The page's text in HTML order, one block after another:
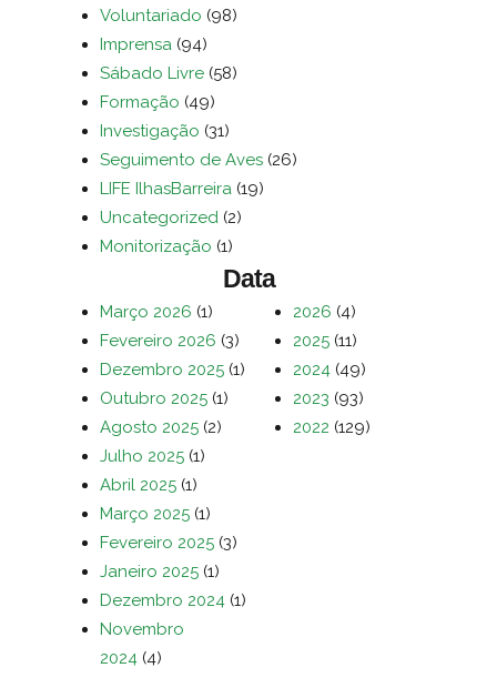
Voluntariado (98)
Imprensa (94)
Sábado Livre (58)
Formação (49)
Investigação (31)
Seguimento de Aves (26)
LIFE IlhasBarreira (19)
Uncategorized (2)
Monitorização (1)
Data
Março 2026 (1)
Fevereiro 2026 (3)
Dezembro 2025 (1)
Outubro 2025 (1)
Agosto 2025 (2)
Julho 2025 (1)
Abril 2025 (1)
Março 2025 (1)
Fevereiro 2025 (3)
Janeiro 2025 (1)
Dezembro 2024 (1)
Novembro
2024 (4)
2026 (4)
2025 (11)
2024 (49)
2023 (93)
2022 (129)